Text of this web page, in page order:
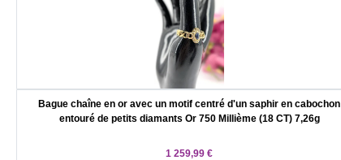
Bague chaîne en or avec un motif centré d'un saphir en cabochon
entouré de petits diamants Or 750 Millième (18 CT) 7,26g
1 259,99 €